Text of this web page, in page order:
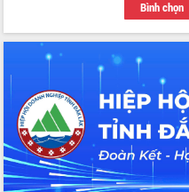
Bình chọn